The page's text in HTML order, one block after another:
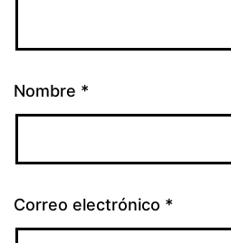
Nombre *
Correo electrónico *